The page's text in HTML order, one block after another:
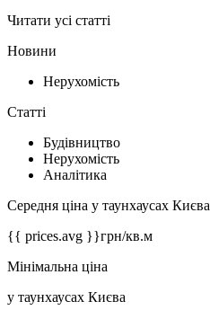
Читати усі статті
Новини
Нерухомість
Статті
Будівництво
Нерухомість
Аналітика
Середня ціна у таунхаусах Києва
{{ prices.avg }}грн/кв.м
Мінімальна ціна
у таунхаусах Києва